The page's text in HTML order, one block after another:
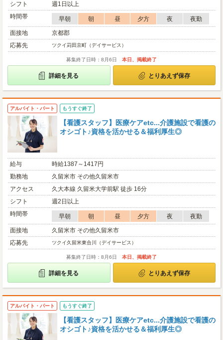
シフト
週1日以上
時間帯
早朝 朝 昼 夕方 夜
夜勤
面接地
京都郡
応募先
ツクイ苅田京町（デイサービス）
募集終了日時：8月6日 本日、掲載終了
詳細を見る とりあえず保存
アルバイト・パート もうすぐ終了
【看護スタッフ】医療ケアetc...介護施設で看護の
オシゴト♪資格を活かせる＆福利厚生◎
給与
時給1387～1417円
勤務地
久留米市 その他久留米市
アクセス
久大本線 久留米大学前駅 徒歩 16分
シフト
週2日以上
時間帯
早朝 朝 昼 夕方 夜
夜勤
面接地
久留米市 その他久留米市
応募先
ツクイ久留米東合川（デイサービス）
募集終了日時：8月6日 本日、掲載終了
詳細を見る とりあえず保存
アルバイト・パート もうすぐ終了
【看護スタッフ】医療ケアetc...介護施設で看護の
オシゴト♪資格を活かせる＆福利厚生◎